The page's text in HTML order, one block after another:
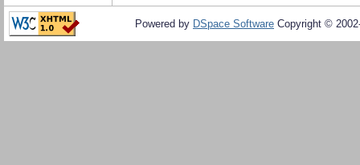
Powered by DSpace Software Copyright ©